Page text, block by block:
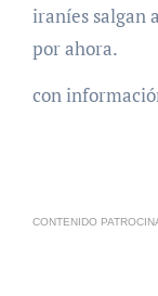
iraníes salgan
por ahora.
con
CONTENIDO